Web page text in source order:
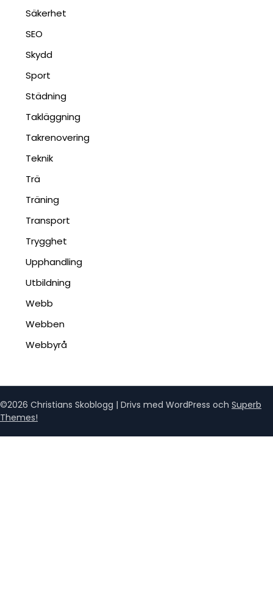
Säkerhet
SEO
Skydd
Sport
Städning
Takläggning
Takrenovering
Teknik
Trä
Träning
Transport
Trygghet
Upphandling
Utbildning
Webb
Webben
Webbyrå
©2026 Christians Skoblogg | Drivs med WordPress och Superb
Themes!